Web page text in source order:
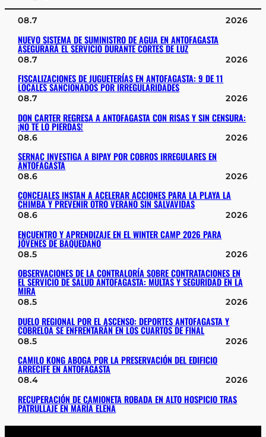
08.7 2026
NUEVO SISTEMA DE SUMINISTRO DE AGUA EN ANTOFAGASTA
ASEGURARÁ EL SERVICIO DURANTE CORTES DE LUZ
08.7 2026
FISCALIZACIONES DE JUGUETERÍAS EN ANTOFAGASTA: 9 DE 11
LOCALES SANCIONADOS POR IRREGULARIDADES
08.7 2026
DON CARTER REGRESA A ANTOFAGASTA CON RISAS Y SIN CENSURA:
¡NO TE LO PIERDAS!
08.6 2026
SERNAC INVESTIGA A BIPAY POR COBROS IRREGULARES EN
ANTOFAGASTA
08.6 2026
CONCEJALES INSTAN A ACELERAR ACCIONES PARA LA PLAYA LA
CHIMBA Y PREVENIR OTRO VERANO SIN SALVAVIDAS
08.6 2026
ENCUENTRO Y APRENDIZAJE EN EL WINTER CAMP 2026 PARA
JÓVENES DE BAQUEDANO
08.5 2026
OBSERVACIONES DE LA CONTRALORÍA SOBRE CONTRATACIONES EN
EL SERVICIO DE SALUD ANTOFAGASTA: MULTAS Y SEGURIDAD EN LA
MIRA
08.5 2026
DUELO REGIONAL POR EL ASCENSO: DEPORTES ANTOFAGASTA Y
COBRELOA SE ENFRENTARÁN EN LOS CUARTOS DE FINAL
08.5 2026
CAMILO KONG ABOGA POR LA PRESERVACIÓN DEL EDIFICIO
ARRECIFE EN ANTOFAGASTA
08.4 2026
RECUPERACIÓN DE CAMIONETA ROBADA EN ALTO HOSPICIO TRAS
PATRULLAJE EN MARÍA ELENA